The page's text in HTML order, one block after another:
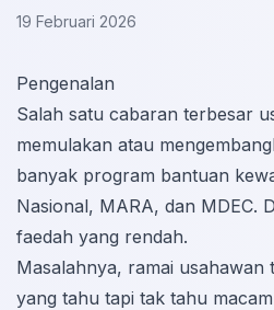
19 Februari 2026
Pengenalan
Salah satu cabaran terbesar
memulakan atau
banyak program bantuan
Nasional, MARA, dan MDEC.
faedah yang rendah.
Masalahnya, ramai
yang tahu tapi tak tahu